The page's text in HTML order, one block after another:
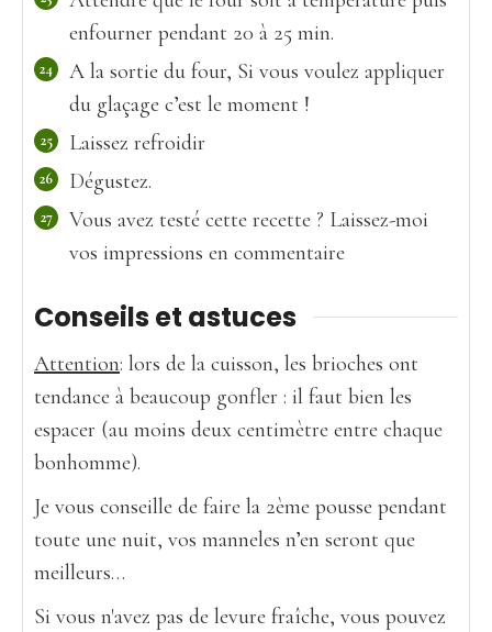
enfourner pendant 20 à 25 min.
A la sortie du four, Si vous voulez appliquer
du glaçage c’est le moment !
Laissez refroidir
Dégustez.
Vous avez testé cette recette ? Laissez-moi
vos impressions en commentaire
Conseils et astuces
Attention: lors de la cuisson, les brioches ont
tendance à beaucoup gonfler : il faut bien les
espacer (au moins deux centimètre entre chaque
bonhomme).
Je vous conseille de faire la 2ème pousse pendant
toute une nuit, vos manneles n’en seront que
meilleurs…
Si vous n'avez pas de levure fraîche, vous pouvez